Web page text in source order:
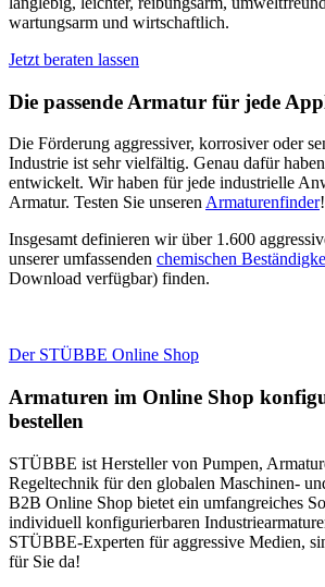
wartungsarm und wirtschaftlich.
Jetzt beraten lassen
Die passende Armatur für jede
Die Förderung aggressiver, korrosiver oder
Industrie ist sehr vielfältig. Genau dafür
entwickelt. Wir haben für jede industrielle
Armatur. Testen Sie unseren Armaturenfinder!
Insgesamt definieren wir über 1.600
unserer umfassenden chemischen
Download verfügbar) finden.
Der STÜBBE Online Shop
Armaturen im Online Shop
bestellen
STÜBBE ist Hersteller von Pumpen,
Regeltechnik für den globalen Maschinen-
B2B Online Shop bietet ein umfangreiches
individuell konfigurierbaren
STÜBBE-Experten für aggressive Medien,
für Sie da!